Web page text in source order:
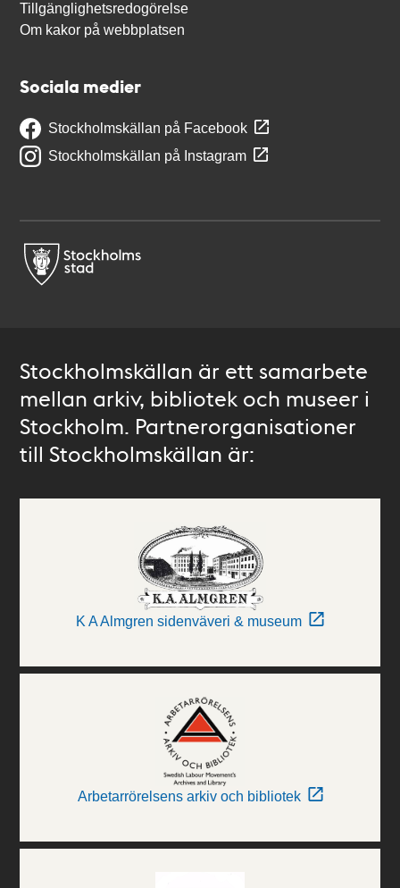
Tillgänglighetsredogörelse
Om kakor på webbplatsen
Sociala medier
Stockholmskällan på Facebook
Stockholmskällan på Instagram
Stockholmskällan är ett samarbete
mellan arkiv, bibliotek och museer i
Stockholm. Partnerorganisationer
till Stockholmskällan är:
K A Almgren sidenväveri & museum
Arbetarrörelsens arkiv och bibliotek